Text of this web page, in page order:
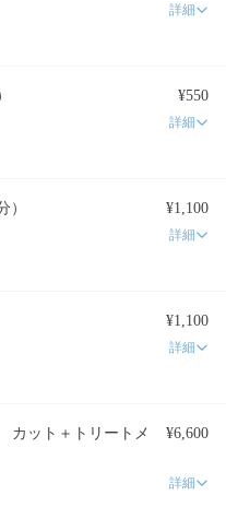
詳細
¥550
詳細
） ¥1,100
詳細
¥1,100
詳細
カット＋トリートメ
¥6,600
詳細